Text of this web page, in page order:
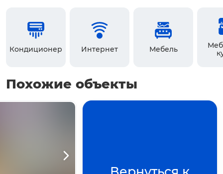
Кондиционер Интернет Мебель
Похожие объекты
Нажмите для просмотра
Нажмите для просмотра